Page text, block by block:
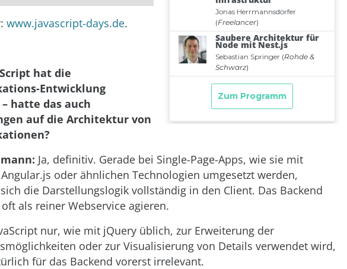
www.javascript-days.de.
hat die
Entwicklung
hatte das auch
auf die Architektur von
Ja, definitiv. Gerade bei Single-Page-Apps, wie sie mit
oder ähnlichen Technologien umgesetzt werden,
die Darstellungslogik vollständig in den Client. Das Backend
als reiner Webservice agieren.
nur, wie mit jQuery üblich, zur Erweiterung der
oder zur Visualisierung von Details verwendet wird,
für das Backend vorerst irrelevant.